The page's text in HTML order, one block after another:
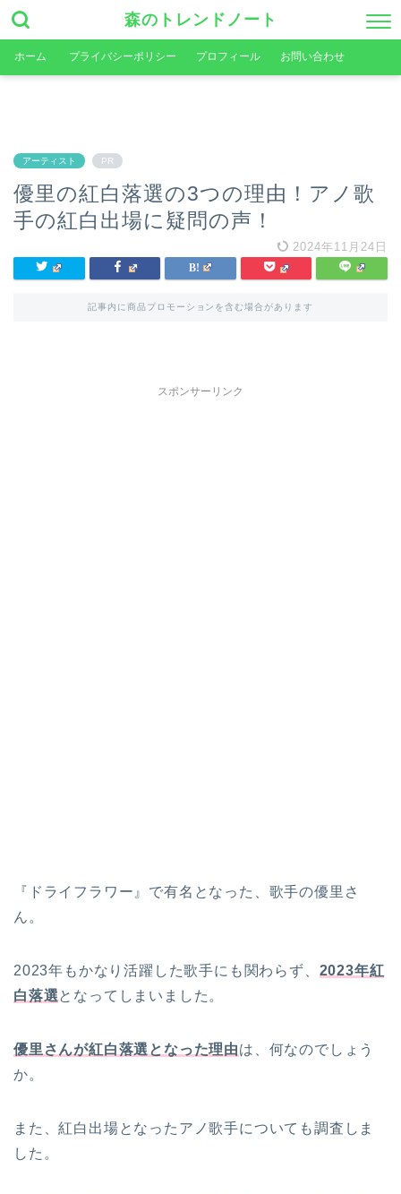
森のトレンドノート
ホーム プライバシーポリシー プロフィール お問い合わせ
アーティスト PR
優里の紅白落選の3つの理由！アノ歌
手の紅白出場に疑問の声！
2024年11月24日
記事内に商品プロモーションを含む場合があります
スポンサーリンク
『ドライフラワー』で有名となった、歌手の優里さ
ん。
2023年もかなり活躍した歌手にも関わらず、 2023年紅
白落選となってしまいました。
優里さんが紅白落選となった理由は、何なのでしょう
か。
また、紅白出場となったアノ歌手についても調査しま
した。